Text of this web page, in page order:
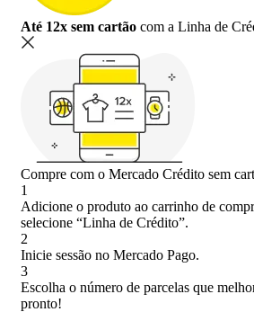
Até 12x sem cartão com a Linha de
Compre com o Mercado Crédito sem
1
Adicione o produto ao carrinho de
selecione “Linha de Crédito”.
2
Inicie sessão no Mercado Pago.
3
Escolha o número de parcelas que
pronto!